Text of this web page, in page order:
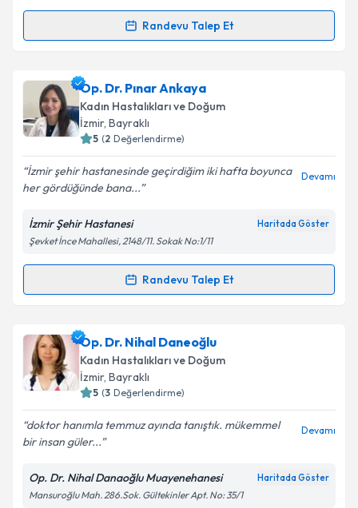
kapsamda işlenmesini kabul ediyorum.
Randevu Talep Et
Randevu Takvimi Talebi
Op. Dr. Minegül Ebeniçin randevu takvimi talebi
oluşturun. Size bu uzmandan randevu almanız için bir
takvim hazırlandığında e-posta ile bilgilendireceğiz.
Kişisel verilerimin işlenmesine ilişkin
Aydınlatma
Metni'ni okudum ve kişisel verilerimin belirtilen
kapsamda işlenmesini kabul ediyorum.
Op. Dr. Pınar Ankaya
Kadın Hastalıkları ve Doğum
İzmir, Bayraklı
5 (2 Değerlendirme)
İzmir şehir hastanesinde geçirdiğim iki hafta boyunca
her gördüğünde bana...
Devamı
İzmir Şehir Hastanesi Haritada Göster
Şevket İnce Mahallesi, 2148/11. Sokak No:1/11
Randevu Talep Et
Randevu Takvimi Talebi
Op. Dr. Pınar Ankayaiçin randevu takvimi talebi
oluşturun. Size bu uzmandan randevu almanız için bir
takvim hazırlandığında e-posta ile bilgilendireceğiz.
Kişisel verilerimin işlenmesine ilişkin
Aydınlatma
Metni'ni okudum ve kişisel verilerimin belirtilen
Op. Dr. Nihal Daneoğlu
Kadın Hastalıkları ve Doğum
İzmir, Bayraklı
5 (3 Değerlendirme)
doktor hanımla temmuz ayında tanıştık. mükemmel
bir insan güler...
Devamı
Op. Dr. Nihal Danaoğlu Muayenehanesi Haritada Göster
Mansuroğlu Mah. 286.Sok. Gültekinler Apt. No: 35/1